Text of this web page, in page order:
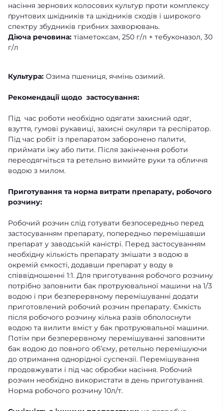
насіння зернових колосових культур проти комплексу
ґрунтових шкідників та шкідників сходів і широкого
спектру збудників грибних захворювань.
Діюча речовина: тіаметоксам, 250 г/л + тебуконазол, 30
г/л
Культура: Озима пшениця, ячмінь озимий.
Рекомендації щодо застосування:
Під час роботи необхідно одягати захисний одяг,
взуття, гумові рукавиці, захисні окуляри та респіратор.
Під час робіт із препаратом заборонено палити,
приймати їжу або пити. Після закінчення роботи
переодягніться та ретельно вимийте руки та обличчя
водою з милом.
Приготування та норма витрати препарату, робочого
розчину:
Робочий розчин слід готувати безпосередньо перед
застосуванням препарату, попередньо перемішавши
препарат у заводській каністрі. Перед застосуванням
необхідну кількість препарату змішати з водою в
окремій ємкості, додавши препарат у воду в
співвідношенні 1:1. Для приготування робочого розчину
потрібно заповнити бак протруювальної машини на 1/3
водою і при безперервному перемішуванні додати
приготовлений робочий розчин препарату. Ємкість
після робочого розчину кілька разів обполоснути
водою та вилити вміст у бак протруювальної машини.
Потім при безперервному перемішуванні заповнити
бак водою до повного об’єму, ретельно перемішуючи
до отримання однорідної суспензії. Перемішування
продовжувати і під час обробки насіння. Робочий
розчин необхідно використати в день приготування.
Норма робочого розчину 10л/т.